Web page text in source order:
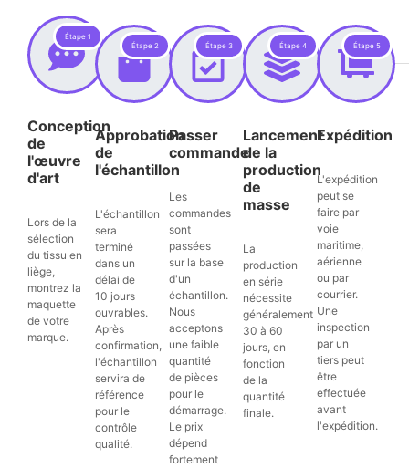
Étape 1
Conception
de
l'œuvre
d'art
Lors de la
sélection
du tissu en
liège,
montrez la
maquette
de votre
marque.
Étape 2
Approbation
de
l'échantillon
L'échantillon
sera
terminé
dans un
délai de
10 jours
ouvrables.
Après
confirmation,
l'échantillon
servira de
référence
pour le
contrôle
qualité.
Étape 3
Passer
commande
Les
commandes
sont
passées
sur la base
d'un
échantillon.
Nous
acceptons
une faible
quantité
de pièces
pour le
démarrage.
Le prix
dépend
fortement
Étape 4
Lancement
de la
production
de
masse
La
production
en série
nécessite
généralement
30 à 60
jours, en
fonction
de la
quantité
finale.
Étape 5
Expédition
L'expédition
peut se
faire par
voie
maritime,
aérienne
ou par
courrier.
Une
inspection
par un
tiers peut
être
effectuée
avant
l'expédition.